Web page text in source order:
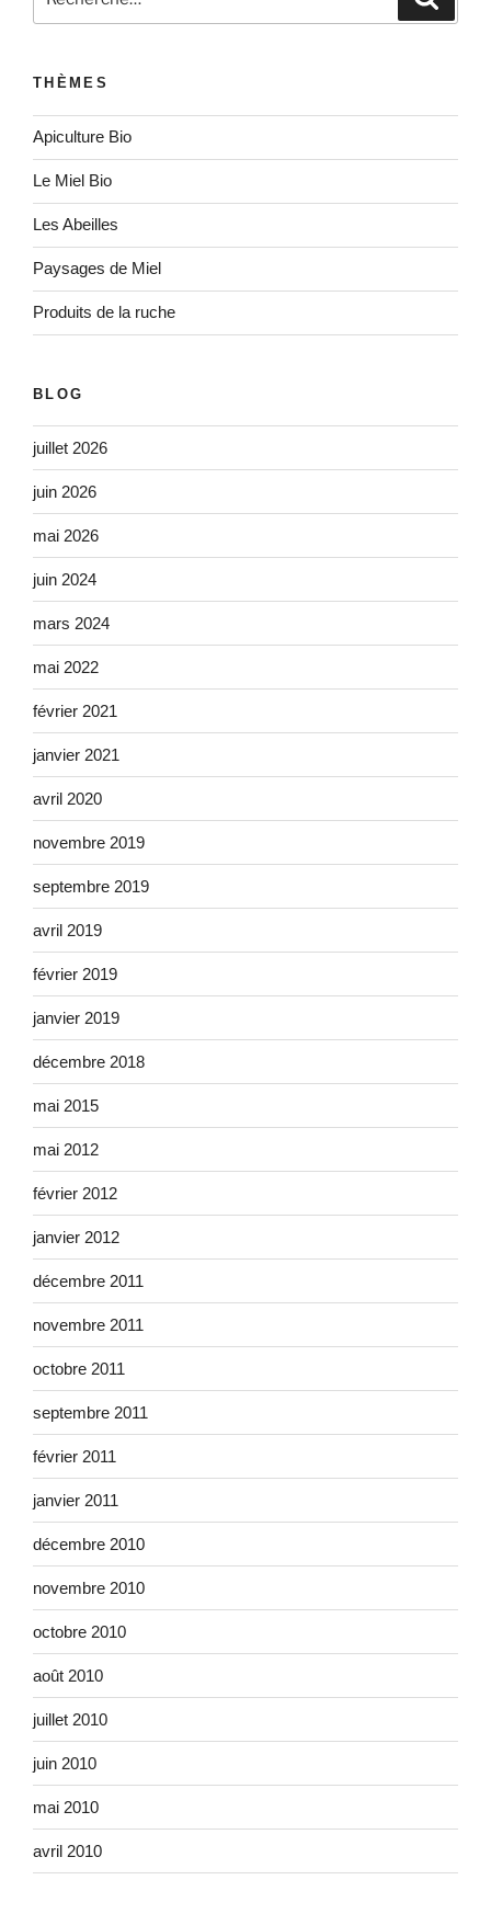
pour
THÈMES
Apiculture Bio
Le Miel Bio
Les Abeilles
Paysages de Miel
Produits de la ruche
BLOG
juillet 2026
juin 2026
mai 2026
juin 2024
mars 2024
mai 2022
février 2021
janvier 2021
avril 2020
novembre 2019
septembre 2019
avril 2019
février 2019
janvier 2019
décembre 2018
mai 2015
mai 2012
février 2012
janvier 2012
décembre 2011
novembre 2011
octobre 2011
septembre 2011
février 2011
janvier 2011
décembre 2010
novembre 2010
octobre 2010
août 2010
juillet 2010
juin 2010
mai 2010
avril 2010